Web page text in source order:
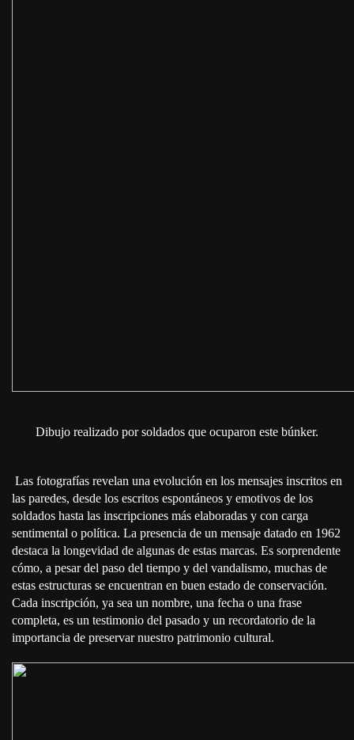
⁣Dibujo realizado por soldados que ocuparon este búnker.
Las fotografías revelan una evolución en los mensajes inscritos en
las paredes, desde los escritos espontáneos y emotivos de los
soldados hasta las inscripciones más elaboradas y con carga
sentimental o política. La presencia de un mensaje datado en 1962
destaca la longevidad de algunas de estas marcas. Es sorprendente
cómo, a pesar del paso del tiempo y del vandalismo, muchas de
estas estructuras se encuentran en buen estado de conservación.
Cada inscripción, ya sea un nombre, una fecha o una frase
completa, es un testimonio del pasado y un recordatorio de la
importancia de preservar nuestro patrimonio cultural.